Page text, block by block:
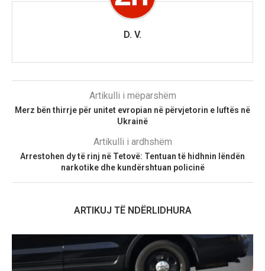
D. V.
Artikulli i mëparshëm
Merz bën thirrje për unitet evropian në përvjetorin e luftës në
Ukrainë
Artikulli i ardhshëm
Arrestohen dy të rinj në Tetovë: Tentuan të hidhnin lëndën
narkotike dhe kundërshtuan policinë
ARTIKUJ TË NDËRLIDHURA